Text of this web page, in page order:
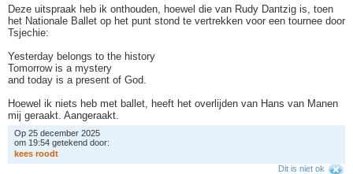
Deze uitspraak heb ik onthouden, hoewel die van Rudy Dantzig is, toen
het Nationale Ballet op het punt stond te vertrekken voor een tournee door
Tsjechie:
Yesterday belongs to the history
Tomorrow is a mystery
and today is a present of God.
Hoewel ik niets heb met ballet, heeft het overlijden van Hans van Manen
mij geraakt. Aangeraakt.
Op 25 december 2025
om 19:54 getekend door:
kees roodt
Dit is niet ok